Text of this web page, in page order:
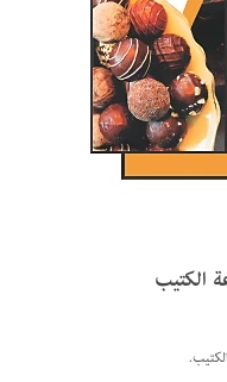
الكتيب